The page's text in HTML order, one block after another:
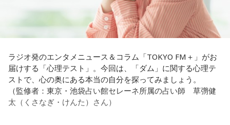
みたいな気持ちと、私がお家で音楽を作っているとき
の……“色”かな？ その色がすごく一致している部分があったの
で、今回はアニメのエンディングテーマとして曲を書かせて
もらったんですけど、結構パーソナルな部分が出た作品にな
遠山：自分自身の内面をすごく辿って探っている曲ですよ
ね？
ほのか：はい。私は「自分自身を分かってみたい」という気
ンを持っていくのがとっても大変だと思うの。
これ、ばかにならなくて、私、いつもフィジカルとスピリチ
と言っているんです。昔から「健全な身体に健全な精神宿
る」って言いますでしょう？
それは、例えばご病気の方とかはダメだとか、そういう風に
差別しているわけではなくてね。私達、コンディションが良
ラジオ発のエンタメニュース＆コラム「TOKYO FM＋」がお
届けする「心理テスト」。今回は、「ダム」に関する心理テ
ストで、心の奥にある本当の自分を探ってみましょう。
（監修者：東京・池袋占い館セレーネ所属の占い師 草彅健
太（くさなぎ・けんた）さん）